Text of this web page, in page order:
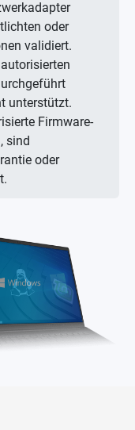
oder
validiert.
unterstützt.
Firmware-
sind
oder